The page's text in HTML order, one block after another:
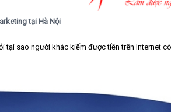
tại Hà Nội
tại sao người khác kiếm được tiền trên Internet